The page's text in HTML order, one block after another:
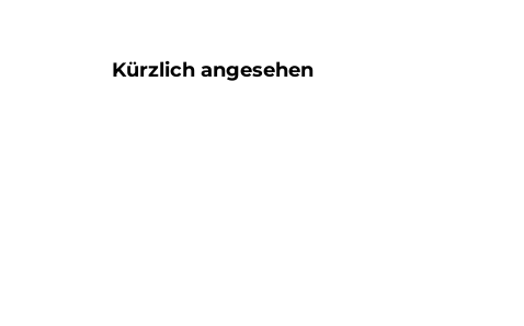
Kürzlich angesehen